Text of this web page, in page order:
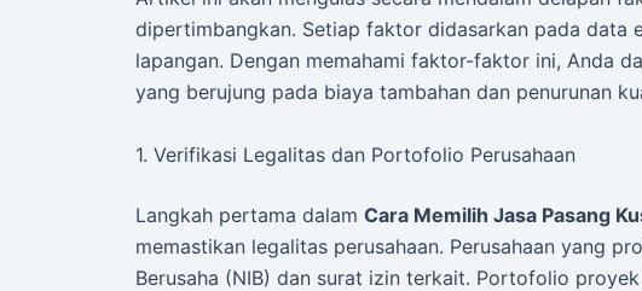
dipertimbangkan. Setiap faktor didasarkan pada data
lapangan. Dengan memahami faktor-faktor ini, Anda
yang berujung pada biaya tambahan dan penurunan
1. Verifikasi Legalitas dan Portofolio Perusahaan
Langkah pertama dalam Cara Memilih Jasa Pasang
memastikan legalitas perusahaan. Perusahaan yang
Berusaha (NIB) dan surat izin terkait. Portofolio